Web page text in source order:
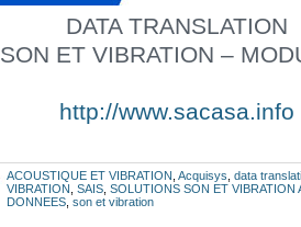
DATA TRANSLATION
SON ET VIBRATION –
http://www.sacasa.info
ACOUSTIQUE ET VIBRATION, Acquisys, data
VIBRATION, SAIS, SOLUTIONS SON ET VIBRATION
DONNEES, son et vibration